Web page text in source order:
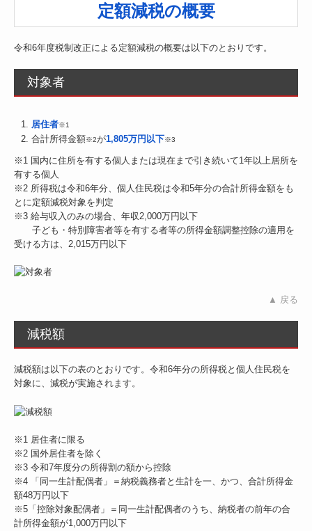
定額減税の概要
令和6年度税制改正による定額減税の概要は以下のとおりです。
対象者
居住者※1
合計所得金額※2が1,805万円以下※3
※1 国内に住所を有する個人または現在まで引き続いて1年以上居所を
有する個人
※2 所得税は令和6年分、個人住民税は令和5年分の合計所得金額をも
とに定額減税対象を判定
※3 給与収入のみの場合、年収2,000万円以下
子ども・特別障害者等を有する者等の所得金額調整控除の適用を
受ける方は、2,015万円以下
▲ 戻る
減税額
減税額は以下の表のとおりです。令和6年分の所得税と個人住民税を
対象に、減税が実施されます。
※1 居住者に限る
※2 国外居住者を除く
※3 令和7年度分の所得割の額から控除
※4 「同一生計配偶者」＝納税義務者と生計を一、かつ、合計所得金
額48万円以下
※5「控除対象配偶者」＝同一生計配偶者のうち、納税者の前年の合
計所得金額が1,000万円以下